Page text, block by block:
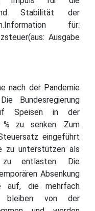
Stabilität der
für:
Ausgabe
nach der Pandemie
Bundesregierung
Speisen in der
zu senken. Zum
eingeführt
zu unterstützen als
zu entlasten. Die
Absenkung
auf, die mehrfach
bleiben von der